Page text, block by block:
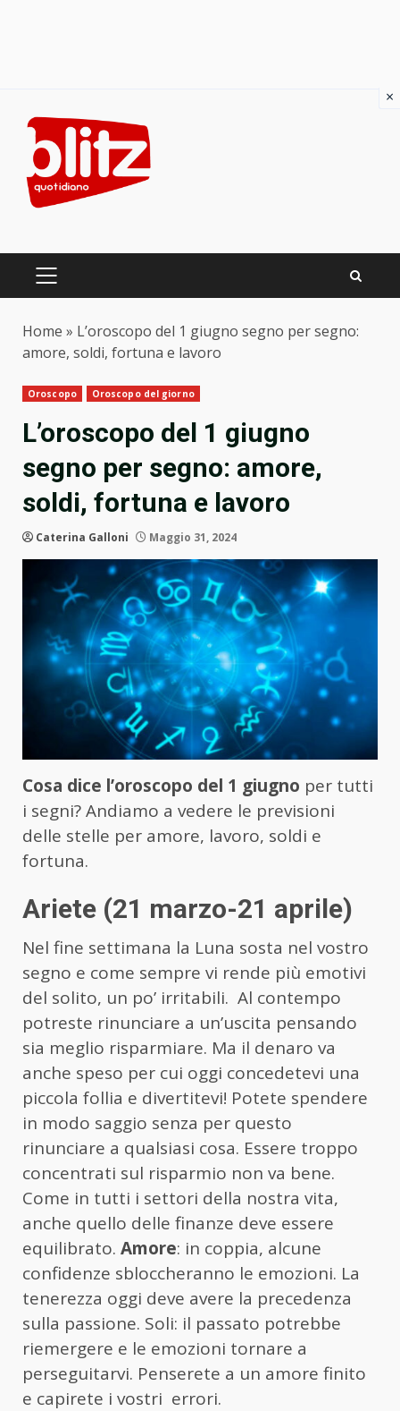
content
PRIMARY
Home » L’oroscopo del 1 giugno segno per segno:
amore, soldi, fortuna e lavoro
Oroscopo Oroscopo del giorno
L’oroscopo del 1 giugno
segno per segno: amore,
soldi, fortuna e lavoro
Caterina Galloni Maggio 31, 2024
Cosa dice l’oroscopo del 1 giugno per tutti
i segni? Andiamo a vedere le previsioni
delle stelle per amore, lavoro, soldi e
fortuna.
Ariete (21 marzo-21 aprile)
Nel fine settimana la Luna sosta nel vostro
segno e come sempre vi rende più emotivi
del solito, un po’ irritabili. Al contempo
potreste rinunciare a un’uscita pensando
sia meglio risparmiare. Ma il denaro va
anche speso per cui oggi concedetevi una
piccola follia e divertitevi! Potete spendere
in modo saggio senza per questo
rinunciare a qualsiasi cosa. Essere troppo
concentrati sul risparmio non va bene.
Come in tutti i settori della nostra vita,
anche quello delle finanze deve essere
equilibrato. Amore: in coppia, alcune
confidenze sbloccheranno le emozioni. La
tenerezza oggi deve avere la precedenza
sulla passione. Soli: il passato potrebbe
riemergere e le emozioni tornare a
perseguitarvi. Penserete a un amore finito
e capirete i vostri errori.
×